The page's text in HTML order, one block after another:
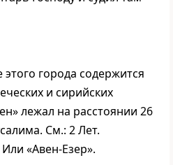
этого города содержится
и сирийских
лежал на расстоянии 26
См.: 2 Лет.
Или «Авен-Езер».